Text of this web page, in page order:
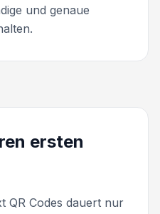
und genaue
ersten
QR Codes dauert nur